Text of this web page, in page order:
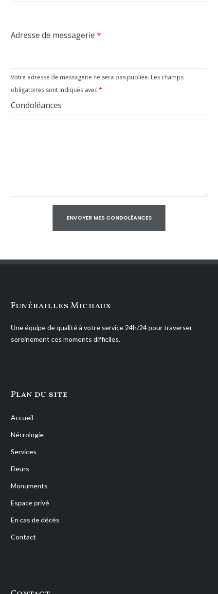
Votre adresse de messagerie ne sera pas publiée. Les champs
obligatoires sont indiqués avec*
Condoléances
Adresse de messagerie *
Funérailles Michaux
Une équipe de qualité à votre service 24h/24 pour traverser
sereinement ces moments difficiles.
Plan du site
Accueil
Nécrologie
Services
Fleurs
Monuments
Espace privé
En cas de décès
Contact